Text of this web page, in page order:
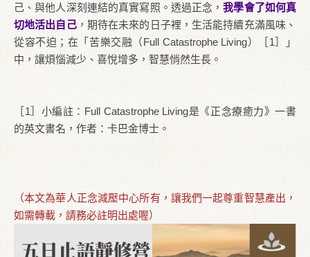
己、與他人深刻連結的真實寫照。透過正念，我學會了如何真
切地活出自己，期待在未來的日子裡，生活能持續充滿風味、
從容不迫；在「苦樂交融（Full Catastrophe Living）［1］」
中，讓煩惱減少、喜悅增多，智慧悄然生長。
［1］小編註：Full Catastrophe Living是《正念療癒力》一書
的英文書名，作者：卡巴金博士。
（本文為華人正念減壓中心所有，讓我們一起尊重智慧產出，
如需轉載，請務必註明出處喔）